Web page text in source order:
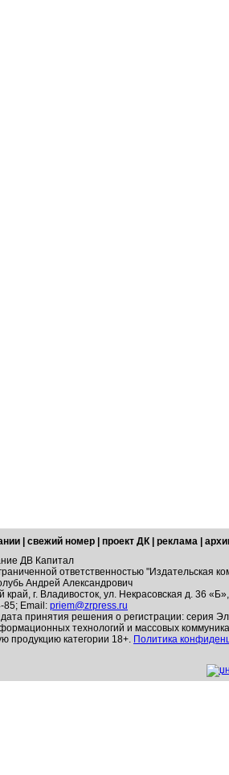
свежий номер проект ДК реклама
ДВ Капитал
ответственностью "Издательская
Андрей Александрович
г. Владивосток, ул. Некрасовская д. 36
85; Email: priem@zrpress.ru
принятия решения о регистрации: серия
технологий и массовых
продукцию категории 18+. Политика